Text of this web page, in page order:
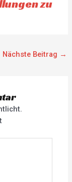
zu
Nächste Beitrag →